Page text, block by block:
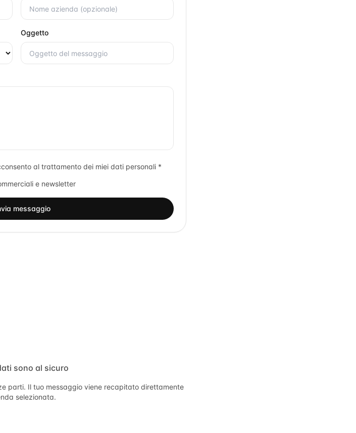
Oggetto
al trattamento dei miei dati personali *
e newsletter
messaggio
sono al sicuro
parti. Il tuo messaggio viene recapitato direttamente
selezionata.